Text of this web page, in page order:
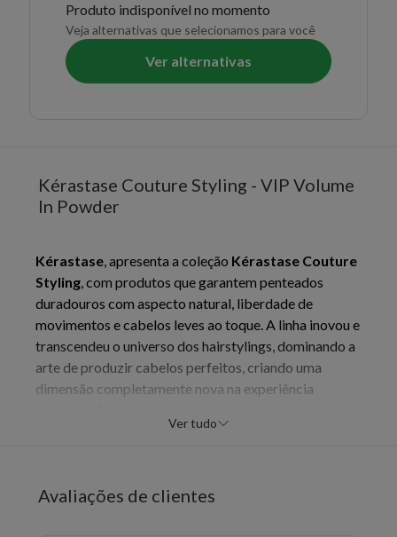
Produto indisponível no momento
Veja alternativas que selecionamos para você
Ver alternativas
Kérastase Couture Styling - VIP Volume
In Powder
Kérastase, apresenta a coleção Kérastase Couture
Styling, com produtos que garantem penteados
duradouros com aspecto natural, liberdade de
movimentos e cabelos leves ao toque. A linha inovou e
transcendeu o universo dos hairstylings, dominando a
arte de produzir cabelos perfeitos, criando uma
dimensão completamente nova na experiência
da consumidora mais completa: diagnóstico
Brasil, Ale de Souza, é o criador dos visuais que
Ver tudo
Avaliações de clientes